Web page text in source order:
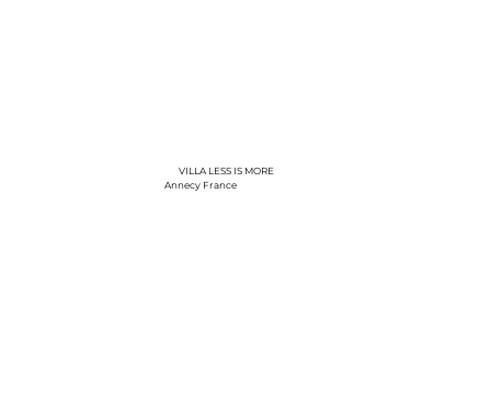
VILLA LESS IS MORE
Annecy France